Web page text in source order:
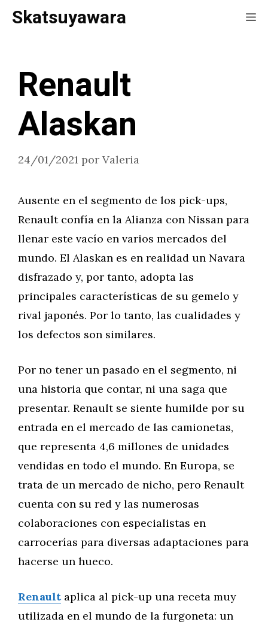
SaltarSkatsuyawara
Renault
Alaskan
24/01/2021 por Valeria
Ausente en el segmento de los pick-ups,
Renault confía en la Alianza con Nissan para
llenar este vacío en varios mercados del
mundo. El Alaskan es en realidad un Navara
disfrazado y, por tanto, adopta las
principales características de su gemelo y
rival japonés. Por lo tanto, las cualidades y
los defectos son similares.
Por no tener un pasado en el segmento, ni
una historia que contar, ni una saga que
presentar. Renault se siente humilde por su
entrada en el mercado de las camionetas,
que representa 4,6 millones de unidades
vendidas en todo el mundo. En Europa, se
trata de un mercado de nicho, pero Renault
cuenta con su red y las numerosas
colaboraciones con especialistas en
carrocerías para diversas adaptaciones para
hacerse un hueco.
Renault aplica al pick-up una receta muy
utilizada en el mundo de la furgoneta: un